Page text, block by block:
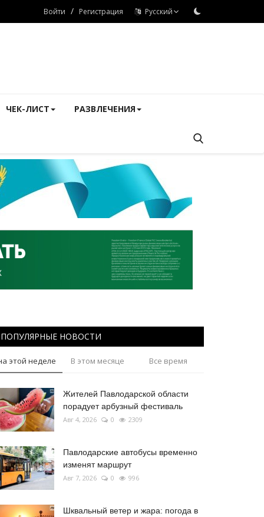
Войти / Регистрация Русский
ЧЕК-ЛИСТ РАЗВЛЕЧЕНИЯ
ПОПУЛЯРНЫЕ НОВОСТИ
этой неделе В этом месяце Все время
Жителей Павлодарской области
порадует арбузный фестиваль
Авг 4, 2026 0 2309
Павлодарские автобусы временно
изменят маршрут
Авг 7, 2026 0 996
Шквальный ветер и жара: погода в